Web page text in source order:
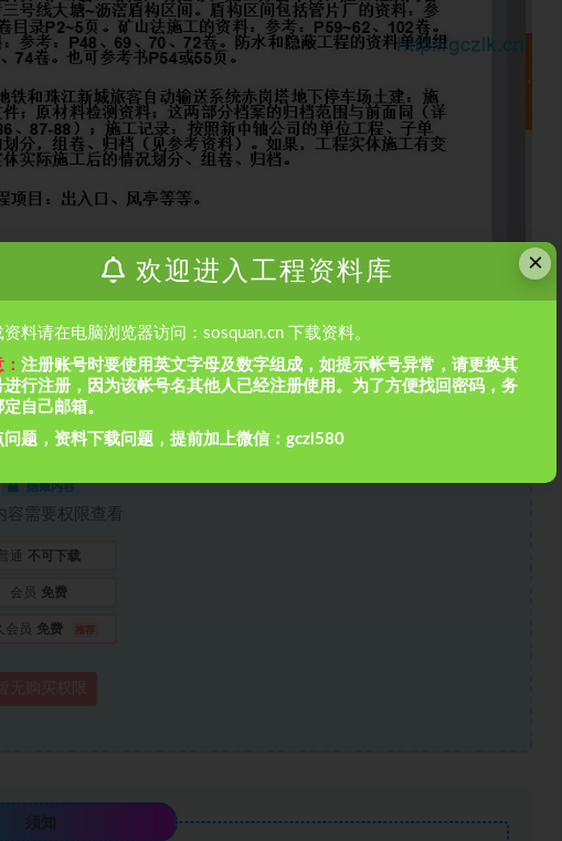
资料下载地址：
隐藏内容
容需要权限查看
通 不可下载
会员 免费
会员 免费 推荐
须知
×
欢迎进入工程资料库
资料请在电脑浏览器访问：sosquan.cn 下载资料。
注册账号时要使用英文字母及数字组成，如提示帐号异常，请更换其
进行注册，因为该帐号名其他人已经注册使用。为了方便找回密码，务
自己邮箱。
问题，资料下载问题，提前加上微信：gczl580